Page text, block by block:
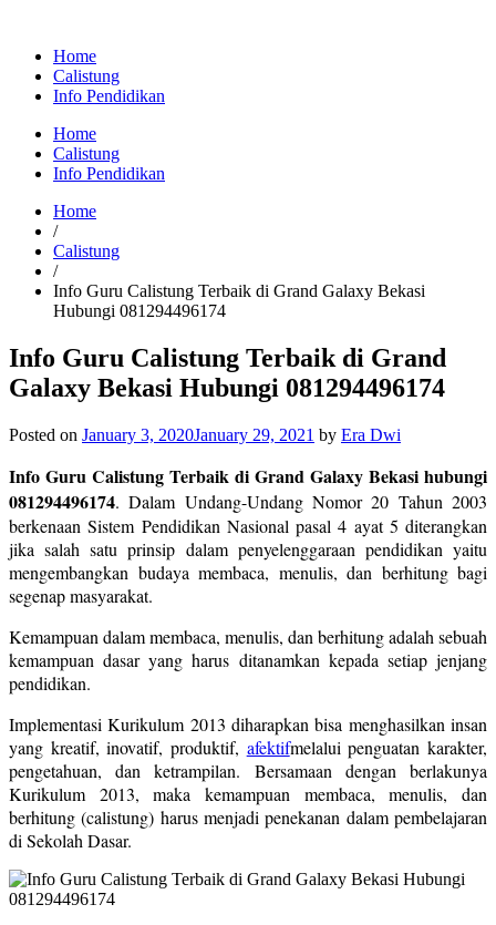
Home
Calistung
Info Pendidikan
Home
Calistung
Info Pendidikan
Home
/
Calistung
/
Info Guru Calistung Terbaik di Grand Galaxy Bekasi
Hubungi 081294496174
Info Guru Calistung Terbaik di Grand
Galaxy Bekasi Hubungi 081294496174
Posted on January 3, 2020January 29, 2021 by Era Dwi
Info Guru Calistung Terbaik di Grand Galaxy Bekasi hubungi
081294496174. Dalam Undang-Undang Nomor 20 Tahun 2003
berkenaan Sistem Pendidikan Nasional pasal 4 ayat 5 diterangkan
jika salah satu prinsip dalam penyelenggaraan pendidikan yaitu
mengembangkan budaya membaca, menulis, dan berhitung bagi
segenap masyarakat.
Kemampuan dalam membaca, menulis, dan berhitung adalah sebuah
kemampuan dasar yang harus ditanamkan kepada setiap jenjang
pendidikan.
Implementasi Kurikulum 2013 diharapkan bisa menghasilkan insan
yang kreatif, inovatif, produktif, afektifmelalui penguatan karakter,
pengetahuan, dan ketrampilan. Bersamaan dengan berlakunya
Kurikulum 2013, maka kemampuan membaca, menulis, dan
berhitung (calistung) harus menjadi penekanan dalam pembelajaran
di Sekolah Dasar.